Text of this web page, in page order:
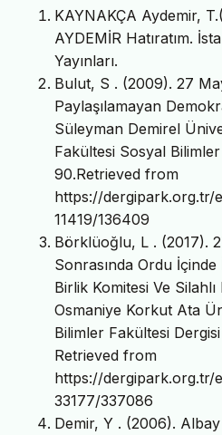
KAYNAKÇA Aydemir,
AYDEMİR Hatıratım.
Yayınları.
Bulut, S . (2009). 27
Paylaşılamayan
Süleyman Demirel
Fakültesi Sosyal
90.Retrieved from
https://dergipark.org.tr/
11419/136409
Börklüoğlu, L . (2017).
Sonrasında Ordu
Birlik Komitesi Ve
Osmaniye Korkut Ata
Bilimler Fakültesi
Retrieved from
https://dergipark.org.tr/
33177/337086
Demir, Y . (2006).